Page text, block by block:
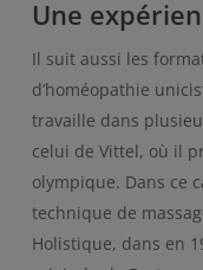
Une
Il suit aussi les
d’homéopathie
travaille dans
celui de Vittel, où il
olympique. Dans ce
technique de
Holistique, dans en